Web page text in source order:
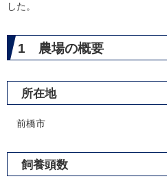
した。
1 農場の概要
所在地
前橋市
飼養頭数